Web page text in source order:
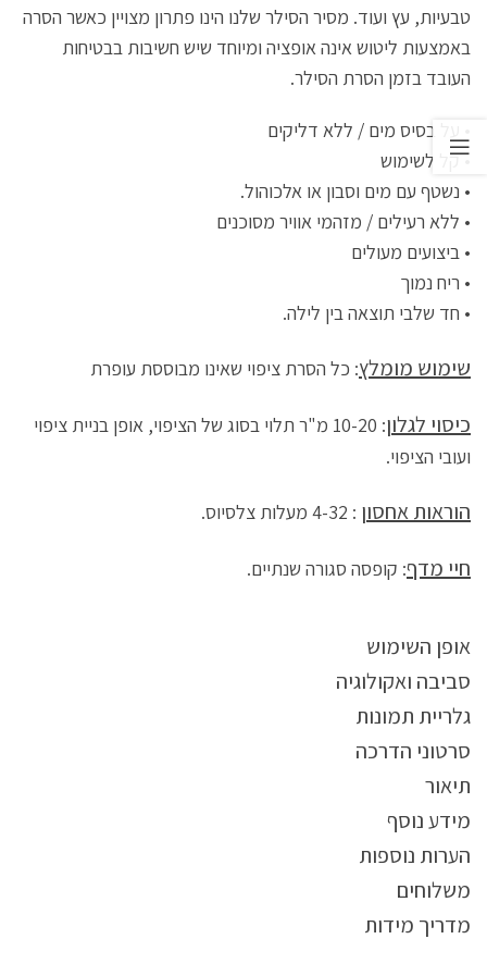
טבעיות, עץ ועוד. מסיר הסילר שלנו הינו פתרון מצויין כאשר הסרה
באמצעות ליטוש אינה אופציה ומיוחד שיש חשיבות בבטיחות
העובד בזמן הסרת הסילר.
• על בסיס מים / ללא דליקים
• קל לשימוש
• נשטף עם מים וסבון או אלכוהול.
• ללא רעילים / מזהמי אוויר מסוכנים
• ביצועים מעולים
• ריח נמוך
• חד שלבי תוצאה בין לילה.
שימוש מומלץ: כל הסרת ציפוי שאינו מבוססת עופרת
כיסוי לגלון
: 10-20 מ"ר תלוי בסוג של הציפוי, אופן בניית ציפוי
ועובי הציפוי.
הוראות אחסון : 4-32 מעלות צלסיוס.
חיי מדף: קופסה סגורה שנתיים.
אופן השימוש
סביבה ואקולוגיה
גלריית תמונות
סרטוני הדרכה
תיאור
מידע נוסף
הערות נוספות
משלוחים
מדריך מידות